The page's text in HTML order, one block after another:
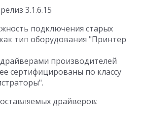
3.1.6.15
подключения старых
тип оборудования "Принтер
производителей
сертифицированы по классу
драйверов: